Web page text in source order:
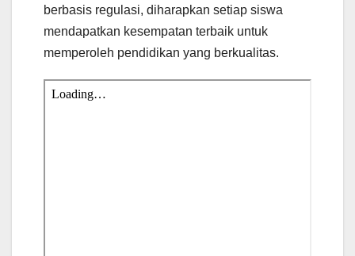
berbasis regulasi, diharapkan setiap siswa
mendapatkan kesempatan terbaik untuk
memperoleh pendidikan yang berkualitas.